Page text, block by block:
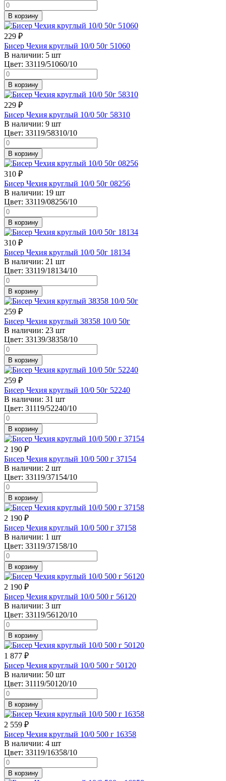
В корзину
229 ₽
Бисер Чехия круглый 10/0 50г 51060
В наличии: 5 шт
Цвет: 33119/51060/10
В корзину
229 ₽
Бисер Чехия круглый 10/0 50г 58310
В наличии: 9 шт
Цвет: 33119/58310/10
В корзину
310 ₽
Бисер Чехия круглый 10/0 50г 08256
В наличии: 19 шт
Цвет: 33119/08256/10
В корзину
310 ₽
Бисер Чехия круглый 10/0 50г 18134
В наличии: 21 шт
Цвет: 33119/18134/10
В корзину
259 ₽
Бисер Чехия круглый 38358 10/0 50г
В наличии: 23 шт
Цвет: 33139/38358/10
В корзину
259 ₽
Бисер Чехия круглый 10/0 50г 52240
В наличии: 31 шт
Цвет: 31119/52240/10
В корзину
2 190 ₽
Бисер Чехия круглый 10/0 500 г 37154
В наличии: 2 шт
Цвет: 33119/37154/10
В корзину
2 190 ₽
Бисер Чехия круглый 10/0 500 г 37158
В наличии: 1 шт
Цвет: 33119/37158/10
В корзину
2 190 ₽
Бисер Чехия круглый 10/0 500 г 56120
В наличии: 3 шт
Цвет: 33119/56120/10
В корзину
1 877 ₽
Бисер Чехия круглый 10/0 500 г 50120
В наличии: 50 шт
Цвет: 31119/50120/10
В корзину
2 559 ₽
Бисер Чехия круглый 10/0 500 г 16358
В наличии: 4 шт
Цвет: 33119/16358/10
В корзину